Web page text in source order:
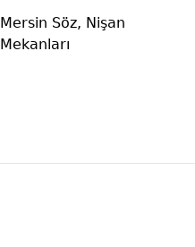
Mersin Söz, Nişan
Mekanları